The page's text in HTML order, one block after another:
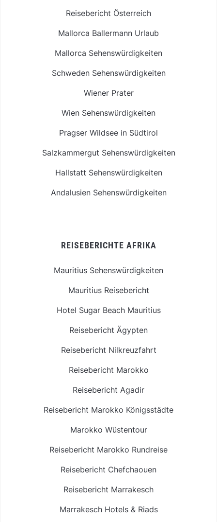
Reisebericht Österreich
Mallorca Ballermann Urlaub
Mallorca Sehenswürdigkeiten
Schweden Sehenswürdigkeiten
Wiener Prater
Wien Sehenswürdigkeiten
Pragser Wildsee in Südtirol
Salzkammergut Sehenswürdigkeiten
Hallstatt Sehenswürdigkeiten
Andalusien Sehenswürdigkeiten
REISEBERICHTE AFRIKA
Mauritius Sehenswürdigkeiten
Mauritius Reisebericht
Hotel Sugar Beach Mauritius
Reisebericht Ägypten
Reisebericht Nilkreuzfahrt
Reisebericht Marokko
Reisebericht Agadir
Reisebericht Marokko Königsstädte
Marokko Wüstentour
Reisebericht Marokko Rundreise
Reisebericht Chefchaouen
Reisebericht Marrakesch
Marrakesch Hotels & Riads